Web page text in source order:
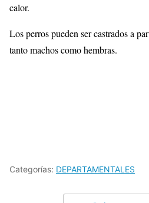
calor.
Los perros pueden ser castrados a
tanto machos como hembras.
Categorías: DEPARTAMENTALES